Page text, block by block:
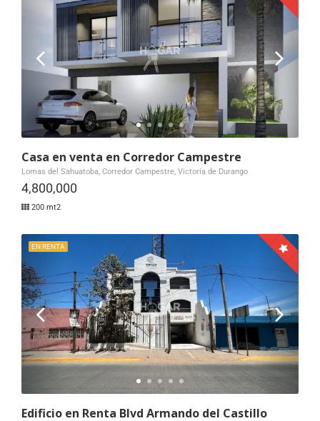
Casa en venta en Corredor Campestre
Lomas del Sahuatoba, Corredor Campestre, Victoria de Durango
4,800,000
200 mt2
EN RENTA
Edificio en Renta Blvd Armando del Castillo